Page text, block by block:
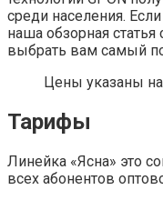
среди населения.
наша обзорная
выбрать вам самый
Цены указаны на
Тарифы
Линейка «Ясна» это
всех абонентов